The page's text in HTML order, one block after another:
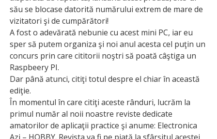
său se blocase datorită numărului extrem de mare de
vizitatori şi de cumpărători!
A fost o adevărată nebunie cu acest mini PC, iar eu
sper să putem organiza şi noi anul acesta cel puţin un
concurs prin care cititorii noştri să poată câştiga un
Raspbeery PI.
Dar până atunci, citiţi totul despre el chiar în această
ediţie.
În momentul în care citiţi aceste rânduri, lucrăm la
primul număr al noii noastre reviste dedicate
amatorilor de aplicaţii practice şi anume: Electronica